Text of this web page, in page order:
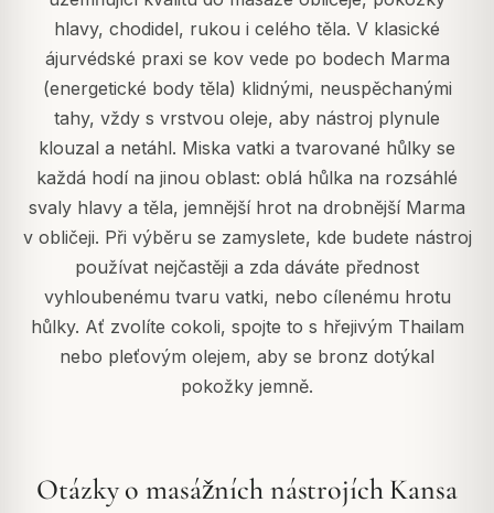
hlavy, chodidel, rukou i celého těla. V klasické
ájurvédské praxi se kov vede po bodech Marma
(energetické body těla) klidnými, neuspěchanými
tahy, vždy s vrstvou oleje, aby nástroj plynule
klouzal a netáhl. Miska vatki a tvarované hůlky se
každá hodí na jinou oblast: oblá hůlka na rozsáhlé
svaly hlavy a těla, jemnější hrot na drobnější Marma
v obličeji. Při výběru se zamyslete, kde budete nástroj
používat nejčastěji a zda dáváte přednost
vyhloubenému tvaru vatki, nebo cílenému hrotu
hůlky. Ať zvolíte cokoli, spojte to s hřejivým Thailam
nebo pleťovým olejem, aby se bronz dotýkal
pokožky jemně.
Otázky o masážních nástrojích Kansa